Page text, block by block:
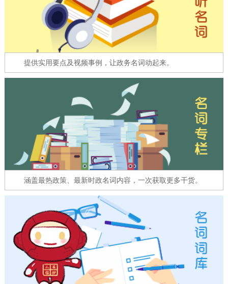
12345网上接诉即办 我要咨询 我要建议
在线访谈 图说互动
走进北京
十六区概览
绿色北京 图说北京 视频北京
多语种
ENGLISH 한국어 日本語
FRANÇAIS
ESPAÑOL العربية PORTUGUÊS
ITALIANO
提供实用要点及视频事例，让政务名词动起来。
涵盖最热政策、最新时政名词内容，一次获取更多干货。